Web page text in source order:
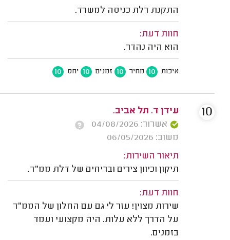
התקנת דלת כניסה למשרד.
חוות דעת:
הוא היה נהדר.
איכות 10 מחיר 10 זמנים 10 יחס 10
עידן ד. תל אביב.
אשרור: 04/08/2026
משוב: 06/05/2026
תיאור השירות:
תיקון וכיוון צירים ובריחים של דלת ממ"ד.
חוות דעת:
שירות מצוין! עזר לי גם עם החלון של הממ"ד
על הדרך ללא עלות. היה מקצועי ועמד
בזמנים.
10